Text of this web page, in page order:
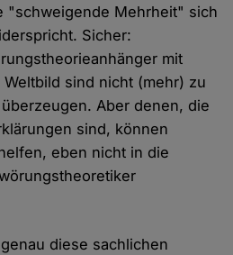
"schweigende Mehrheit" sich
Sicher:
mit
sind nicht (mehr) zu
Aber denen, die
sind, können
eben nicht in die
diese sachlichen